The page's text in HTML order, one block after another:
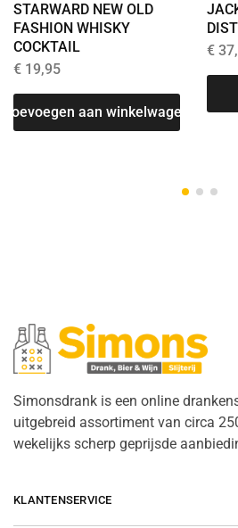
STARWARD NEW OLD
FASHION WHISKY
COCKTAIL
€ 19,95
Toevoegen aan winkelwagen
€
Simonsdrank is een online
uitgebreid assortiment van circa
wekelijks scherp geprijsde
KLANTENSERVICE